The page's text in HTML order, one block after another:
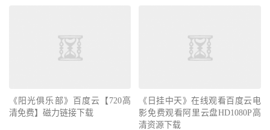
《阳光俱乐部》百度云【720高
清免费】磁力链接下载
《日挂中天》在线观看百度云电
影免费观看阿里云盘HD1080P高
清资源下载